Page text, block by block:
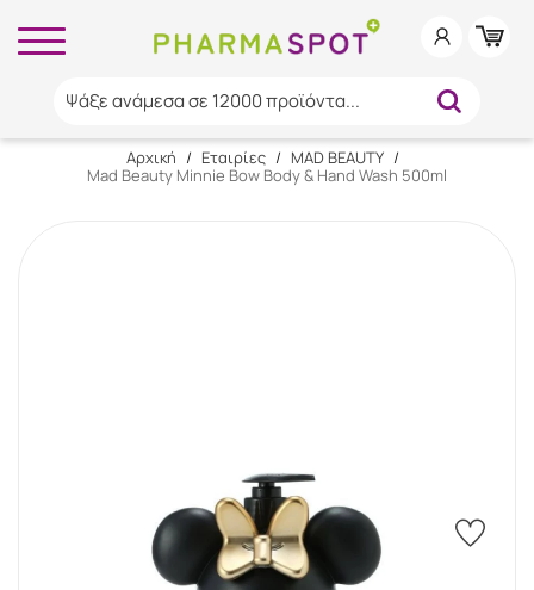
Ψάξε ανάμεσα σε 12000 προϊόντα...
Αρχική / Εταιρίες / MAD BEAUTY /
Mad Beauty Minnie Bow Body & Hand Wash 500ml